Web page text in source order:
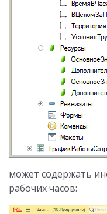
может содержать
рабочих часов: